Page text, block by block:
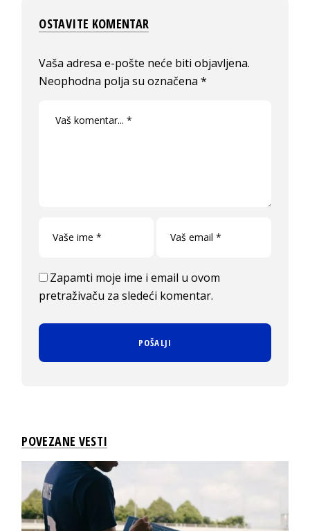
OSTAVITE KOMENTAR
Vaša adresa e-pošte neće biti objavljena.
Neophodna polja su označena*
Zapamti moje ime i email u ovom
pretraživaču za sledeći komentar.
POVEZANE VESTI